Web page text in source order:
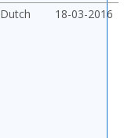
Dutch 18-03-2016